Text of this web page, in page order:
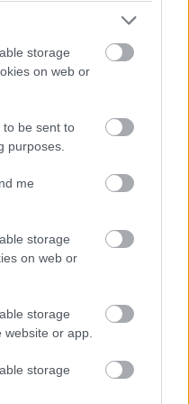
storage
on web or
to be sent to
purposes.
me
storage
on web or
storage
or app.
storage
húzhatsz
&
Gate 3, de azért